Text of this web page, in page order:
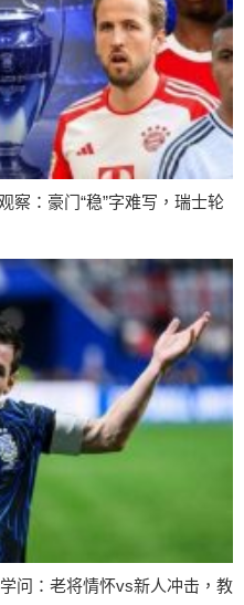
察：豪门“稳”字难写，瑞士轮
问：老将情怀vs新人冲击，教